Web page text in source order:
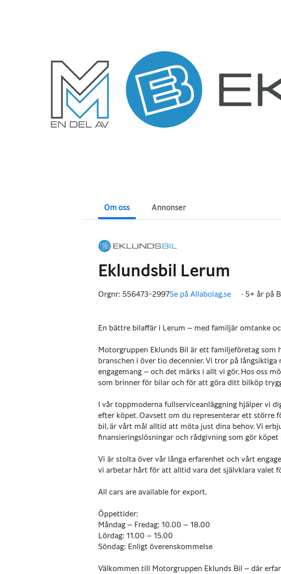
Om oss Annonser
Eklundsbil Lerum
Orgnr: 556473-2997Se på Allabolag.se
, · 5+ år på
En bättre bilaffär i Lerum – med familjär omtanke
Motorgruppen Eklunds Bil är ett familjeföretag som
branschen i över tio decennier. Vi tror på långsiktiga
engagemang – och det märks i allt vi gör. Hos oss
som brinner för bilar och för att göra ditt bilköp
I vår toppmoderna fullserviceanläggning hjälper vi
efter köpet. Oavsett om du representerar ett större
bil, är vårt mål alltid att möta just dina behov. Vi
finansieringslösningar och rådgivning som gör
Vi är stolta över vår långa erfarenhet och vårt
vi arbetar hårt för att alltid vara det självklara valet
All cars are available for export.
Öppettider:
Måndag – Fredag: 10.00 – 18.00
Lördag: 11.00 – 15.00
Söndag: Enligt överenskommelse
Välkommen till Motorgruppen Eklunds Bil – där